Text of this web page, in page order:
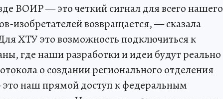
ВОИР — это четкий сигнал для всего нашего
изобретателей возвращается, — сказала
ХТУ это возможность подключиться к
где наши разработки и идеи будут реально
о создании регионального отделения
наш прямой доступ к федеральным